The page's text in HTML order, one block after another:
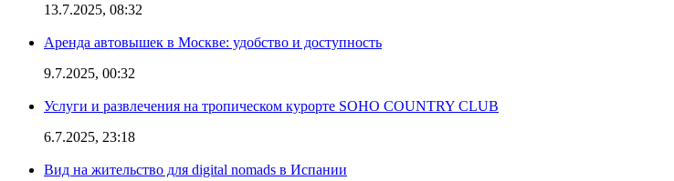
13.7.2025, 08:32
Аренда автовышек в Москве: удобство и доступность
9.7.2025, 00:32
Услуги и развлечения на тропическом курорте SOHO COUNTRY CLUB
6.7.2025, 23:18
Вид на жительство для digital nomads в Испании